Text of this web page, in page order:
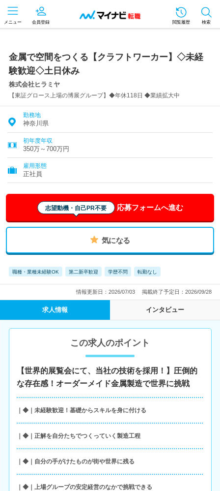
メニュー 会員登録 閲覧履歴 検索
金属で空間をつくる【クラフトワーカー】◇未経
験歓迎◇土日休み
株式会社ヒラミヤ
【東証グロース上場の博展グループ】◆年休118日 ◆業績拡大中
勤務地
神奈川県
初年度年収
350万～700万円
雇用形態
正社員
志望動機・自己PR不要 応募フォームへ進む
気になる
職種・業種未経験OK 第二新卒歓迎 学歴不問 転勤なし
情報更新日：2026/07/03 掲載終了予定日：2026/09/28
求人情報 インタビュー
この求人のポイント
【世界的展覧会にて、当社の技術を採用！】圧倒的
な存在感！オーダーメイド金属製造で世界に挑戦
｜◆｜未経験歓迎！基礎からスキルを身に付ける
｜◆｜正解を自分たちでつくっていく製造工程
｜◆｜自分の手がけたものが街や世界に残る
｜◆｜上場グループの安定経営のなかで挑戦できる